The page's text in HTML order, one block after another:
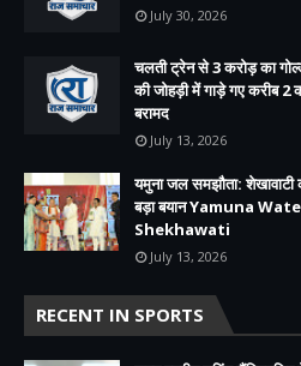
July 30, 2026
चलती ट्रेन से 3 करोड़ का
की जोहड़ी में गाड़े गए करीब
बरामद
July 13, 2026
यमुना जल समझौता: शेखावाटी
बड़ा बयान Yamuna
Shekhawati
July 13, 2026
RECENT IN SPORTS